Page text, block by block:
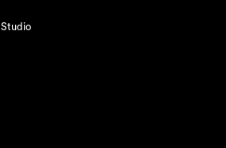
Studio